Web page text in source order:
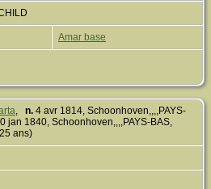
Amar base
, n. 4 avr 1814, Schoonhoven,,,,PAYS-
jan 1840, Schoonhoven,,,,PAYS-BAS,
ans)